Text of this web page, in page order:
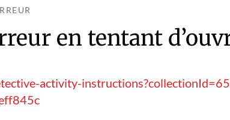
en tentant
activity-